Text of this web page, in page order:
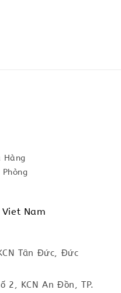
Hàng
Viet Nam
Tân Đức, Đức
2, KCN An Đồn, TP.